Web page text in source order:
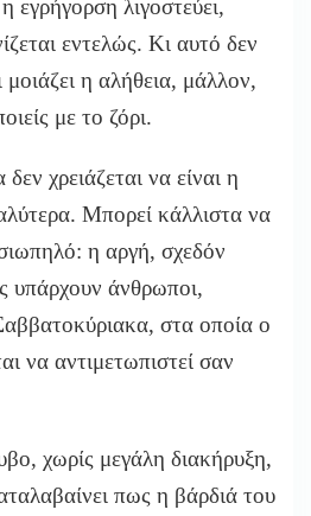
εγρήγορση λιγοστεύει,
εντελώς. Κι αυτό δεν
μοιάζει η αλήθεια, μάλλον,
με το ζόρι.
χρειάζεται να είναι η
Μπορεί κάλλιστα να
η αργή, σχεδόν
υπάρχουν άνθρωποι,
στα οποία ο
να αντιμετωπιστεί σαν
χωρίς μεγάλη διακήρυξη,
πως η βάρδιά του